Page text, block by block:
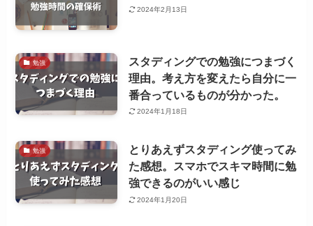
2024年2月13日
勉強
スタディングでの勉強につまづく
理由。考え方を変えたら自分に一
番合っているものが分かった。
2024年1月18日
勉強
とりあえずスタディング使ってみ
た感想。スマホでスキマ時間に勉
強できるのがいい感じ
2024年1月20日